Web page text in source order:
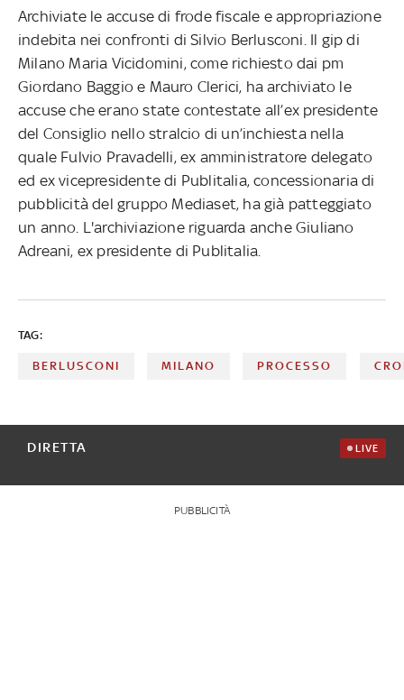
Archiviate le accuse di frode fiscale e appropriazione
indebita nei confronti di Silvio Berlusconi. Il gip di
Milano Maria Vicidomini, come richiesto dai pm
Giordano Baggio e Mauro Clerici, ha archiviato le
accuse che erano state contestate all’ex presidente
del Consiglio nello stralcio di un’inchiesta nella
quale Fulvio Pravadelli, ex amministratore delegato
ed ex vicepresidente di Publitalia, concessionaria di
pubblicità del gruppo Mediaset, ha già patteggiato
un anno. L'archiviazione riguarda anche Giuliano
Adreani, ex presidente di Publitalia.
TAG:
BERLUSCONI MILANO PROCESSO
DIRETTA LIVE
PUBBLICITÀ